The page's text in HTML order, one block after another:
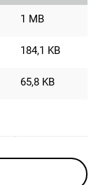
1 MB
184,1 KB
65,8 KB